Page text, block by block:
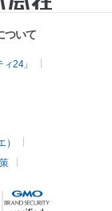
ついて
24」